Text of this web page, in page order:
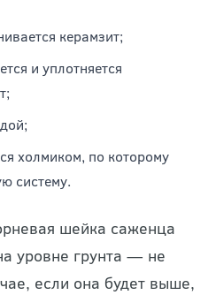
керамзит;
и уплотняется
холмиком, по которому
систему.
шейка саженца
уровне грунта — не
если она будет выше,